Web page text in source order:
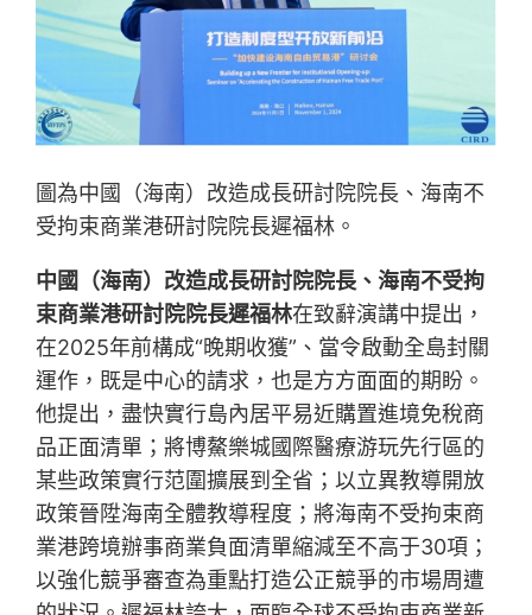
圖為中國（海南）改造成長研討院院長、海南不
受拘束商業港研討院院長遲福林。
中國（海南）改造成長研討院院長、海南不受拘
束商業港研討院院長遲福林在致辭演講中提出，
在2025年前構成“晚期收獲”、當令啟動全島封關
運作，既是中心的請求，也是方方面面的期盼。
他提出，盡快實行島內居平易近購置進境免稅商
品正面清單；將博鰲樂城國際醫療游玩先行區的
某些政策實行范圍擴展到全省；以立異教導開放
政策晉陞海南全體教導程度；將海南不受拘束商
業港跨境辦事商業負面清單縮減至不高于30項；
以強化競爭審查為重點打造公正競爭的市場周遭